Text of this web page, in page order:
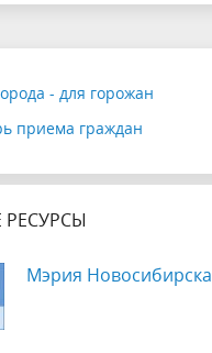
- для горожан
приема граждан
Мэрия Новосибирска